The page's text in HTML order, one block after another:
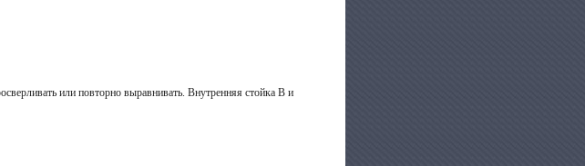
или повторно выравнивать. Внутренняя стойка В и